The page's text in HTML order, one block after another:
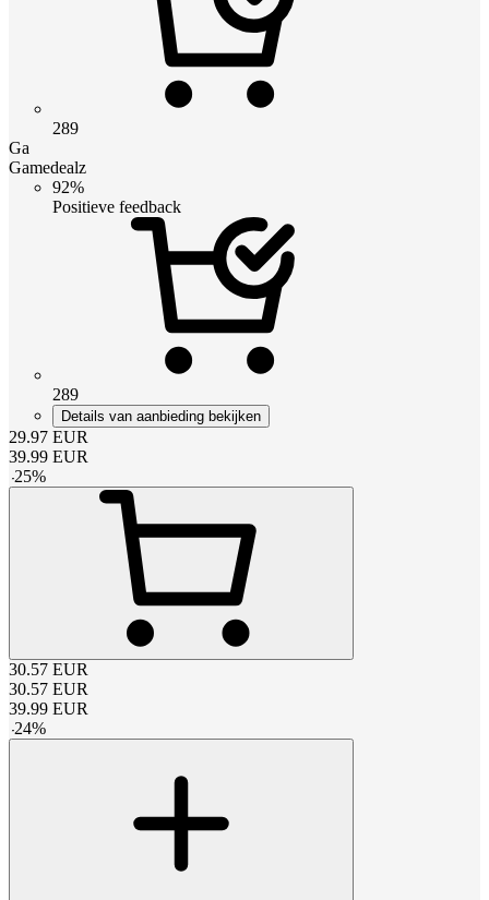
289
Ga
Gamedealz
92%
Positieve feedback
289
Details van aanbieding bekijken
29.97 EUR
39.99 EUR
-25%
30.57 EUR
30.57 EUR
39.99 EUR
-24%